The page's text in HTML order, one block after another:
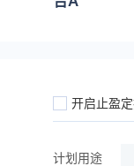
开启止盈
计划用途